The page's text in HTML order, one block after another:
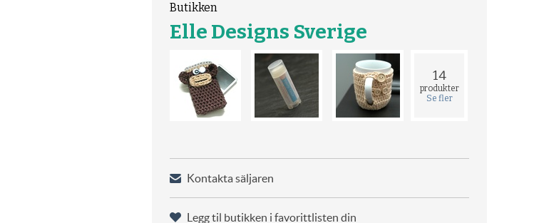
Butikken
Elle Designs Sverige
14
produkter
Se fler
Kontakta säljaren
Legg til butikken i favorittlisten din